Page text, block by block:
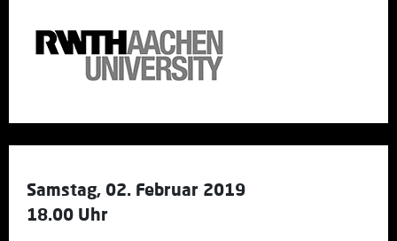
Samstag, 02. Februar 2019
18.00 Uhr